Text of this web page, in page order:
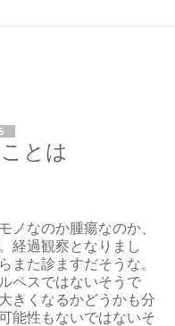
とは
ノなのか腫瘍なのか、
経過観察となりまし
また診ますだそうな。
ペスではないそうで
きくなるかどうかも分
能性もないではないそ